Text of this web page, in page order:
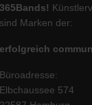
365Bands!
sind Marken der:
erfolgreich
Büroadresse:
Elbchaussee 574